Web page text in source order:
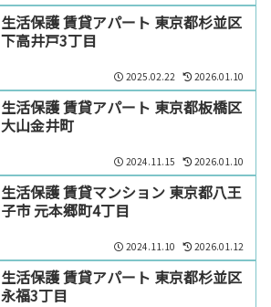
生活保護 賃貸アパート 東京都杉並区
下高井戸3丁目
2025.02.22 2026.01.10
生活保護 賃貸アパート 東京都板橋区
大山金井町
2024.11.15 2026.01.10
生活保護 賃貸マンション 東京都八王
子市 元本郷町4丁目
2024.11.10 2026.01.12
生活保護 賃貸アパート 東京都杉並区
永福3丁目